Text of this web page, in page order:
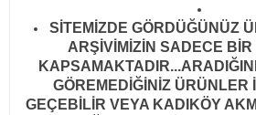
SİTEMİZDE GÖRDÜĞÜNÜZ
ARŞİVİMİZİN SADECE
GÖREMEDİĞİNİZ ÜRÜNLER
GEÇEBİLİR VEYA KADIKÖY